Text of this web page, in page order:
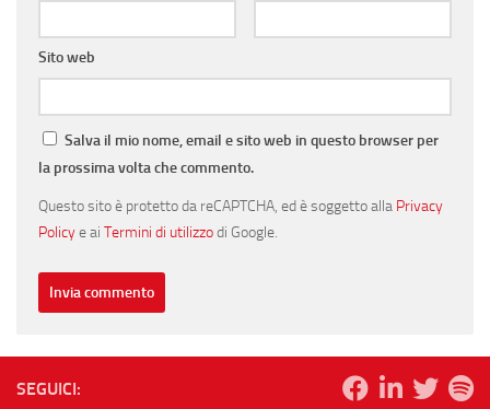
Sito web
Salva il mio nome, email e sito web in questo browser per
la prossima volta che commento.
Questo sito è protetto da reCAPTCHA, ed è soggetto alla Privacy
Policye ai Termini di utilizzodi Google.
SEGUICI: